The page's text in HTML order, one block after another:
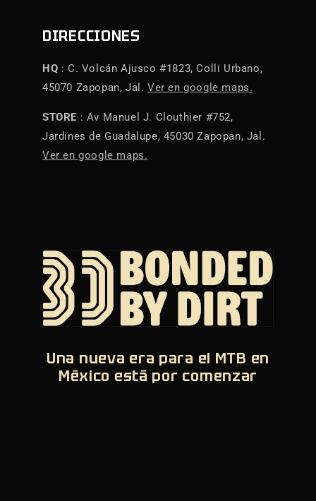
DIRECCIONES
HQ : C. Volcán Ajusco #1823, Colli Urbano,
45070 Zapopan, Jal. Ver en google maps.
STORE : Av Manuel J. Clouthier #752,
Jardines de Guadalupe, 45030 Zapopan, Jal.
Ver en google maps.
Una nueva era para el MTB en
México está por comenzar